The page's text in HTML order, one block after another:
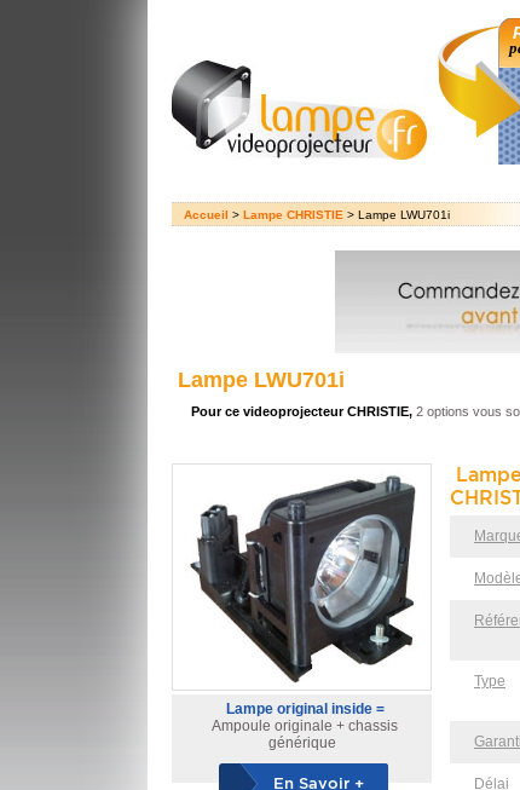
Accueil > Lampe CHRISTIE > Lampe LWU701i
Lampe LWU701i
Pour ce videoprojecteur CHRISTIE, 2 options vous
Lampe original inside =
Ampoule originale + chassis
générique
En Savoir +
Type
Délai